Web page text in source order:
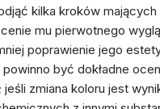
kilka kroków mających
mu pierwotnego
poprawienie jego
być dokładne
jeśli zmiana koloru jest